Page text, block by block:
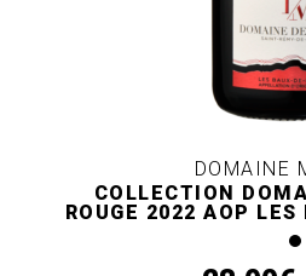
DOMAINE
COLLECTION
ROUGE 2022 AOP